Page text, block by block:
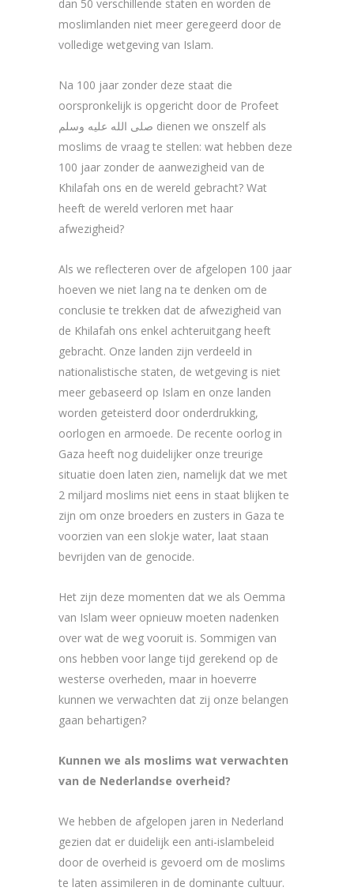
dan 50 verschillende staten en worden de
moslimlanden niet meer geregeerd door de
volledige wetgeving van Islam.
Na 100 jaar zonder deze staat die
oorspronkelijk is opgericht door de Profeet
صلى الله عليه وسلم dienen we onszelf als
moslims de vraag te stellen: wat hebben deze
100 jaar zonder de aanwezigheid van de
Khilafah ons en de wereld gebracht? Wat
heeft de wereld verloren met haar
afwezigheid?
Als we reflecteren over de afgelopen 100 jaar
hoeven we niet lang na te denken om de
conclusie te trekken dat de afwezigheid van
de Khilafah ons enkel achteruitgang heeft
gebracht. Onze landen zijn verdeeld in
nationalistische staten, de wetgeving is niet
meer gebaseerd op Islam en onze landen
worden geteisterd door onderdrukking,
oorlogen en armoede. De recente oorlog in
Gaza heeft nog duidelijker onze treurige
situatie doen laten zien, namelijk dat we met
2 miljard moslims niet eens in staat blijken te
zijn om onze broeders en zusters in Gaza te
voorzien van een slokje water, laat staan
bevrijden van de genocide.
Het zijn deze momenten dat we als Oemma
van Islam weer opnieuw moeten nadenken
over wat de weg vooruit is. Sommigen van
ons hebben voor lange tijd gerekend op de
westerse overheden, maar in hoeverre
kunnen we verwachten dat zij onze belangen
gaan behartigen?
Kunnen we als moslims wat verwachten
van de Nederlandse overheid?
We hebben de afgelopen jaren in Nederland
gezien dat er duidelijk een anti-islambeleid
door de overheid is gevoerd om de moslims
te laten assimileren in de dominante cultuur.